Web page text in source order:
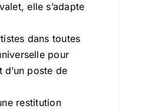
elle s’adapte
dans toutes
pour
poste de
restitution